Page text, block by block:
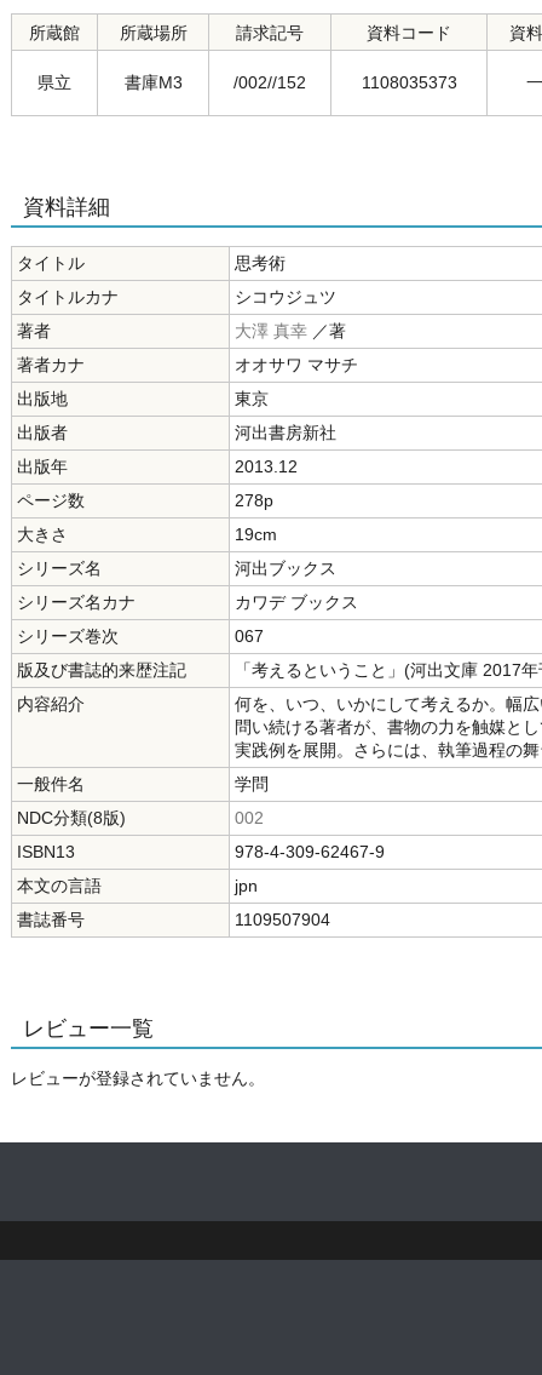
所蔵館 所蔵場所 請求記号 資料コード 資
県立 書庫M3 /002//152 1108035373
資料詳細
タイトル
思考術
タイトルカナ
シコウジュツ
著者
大澤 真幸 ／著
著者カナ
オオサワ マサチ
出版地
東京
出版者
河出書房新社
出版年
2013.12
ページ数
278p
大きさ
19cm
シリーズ名
河出ブックス
シリーズ名カナ
カワデ ブックス
シリーズ巻次
067
版及び書誌的来歴注記
「考えるということ」(河出文庫 2017
内容紹介
何を、いつ、いかにして考えるか。幅
問い続ける著者が、書物の力を触媒と
実践例を展開。さらには、執筆過程の
一般件名
学問
NDC分類(8版)
002
ISBN13
978-4-309-62467-9
本文の言語
jpn
書誌番号
1109507904
レビュー一覧
レビューが登録されていません。